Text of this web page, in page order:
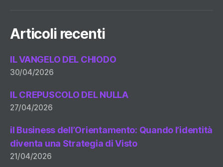
Articoli recenti
IL VANGELO DEL CHIODO
30/04/2026
IL CREPUSCOLO DEL NULLA
27/04/2026
il Business dell’Orientamento: Quando l’identità
diventa una Strategia di Visto
21/04/2026